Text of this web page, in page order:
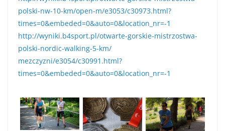
polski-nw-10-km/open-m/e3053/c30973.html?
times=0&embeded=0&auto=0&location_nr=-1
http://wyniki.b4sport.pl/otwarte-gorskie-mistrzostwa-
polski-nordic-walking-5-km/
mezczyzni/e3054/c30991.html?
times=0&embeded=0&auto=0&location_nr=-1